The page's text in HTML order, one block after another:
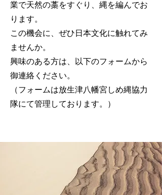
業で天然の藁をすぐり、縄を編んでお
ります。
この機会に、ぜひ日本文化に触れてみ
ませんか。
興味のある方は、以下のフォームから
御連絡ください。
​（フォームは放生津八幡宮しめ縄協力
隊にて管理しております。）